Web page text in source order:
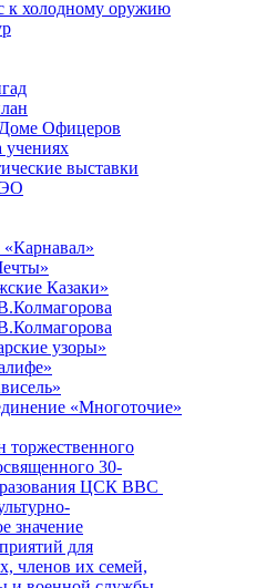
к холодному оружию
Офицеров
учениях
выставки
Казаки»
узоры»
«Многоточие»
30-
ЦСК ВВС
значение
для
членов их семей,